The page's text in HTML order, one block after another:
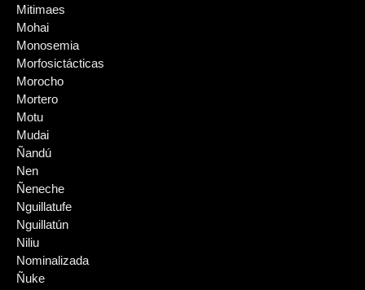
Mitimaes
Mohai
Monosemia
Morfosictácticas
Morocho
Mortero
Motu
Mudai
Ñandú
Nen
Ñeneche
Nguillatufe
Nguillatún
Niliu
Nominalizada
Ñuke